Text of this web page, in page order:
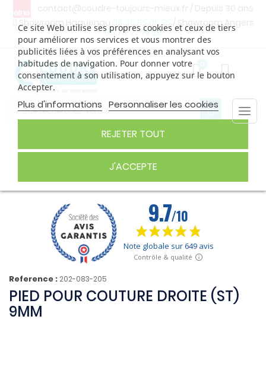
contact@coudre-toujours-mieux.fr / Depuis 30 ans
Showroom Haguenau
06 30 85 05 95
/ Showroom Angers
06 74 27 75 29
Ce site Web utilise ses propres cookies et ceux de tiers
pour améliorer nos services et vous montrer des
publicités liées à vos préférences en analysant vos
habitudes de navigation. Pour donner votre
consentement à son utilisation, appuyez sur le bouton
Accepter.
Plus d'informations Personnaliser les cookies
REJETER TOUT
J'ACCEPTE
PIEDS DE BICHE 9MM
Reference : 202-083-205
PIED POUR COUTURE DROITE (ST)
9MM